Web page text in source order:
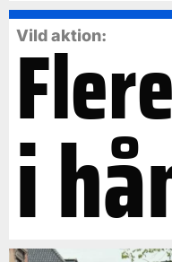
Vild aktion:
i